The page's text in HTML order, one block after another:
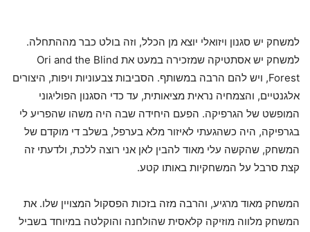
למשחק יש סגנון ויזואלי יוצא מן הכלל, וזה בולט כבר מההתחלה.
למשחק יש אסתטיקה שמזכירה במעט את Ori and the Blind
Forest, ויש להם הרבה במשותף. הסביבות צבעוניות ויפות, היצורים
אלגנטיים, והצמחיה נראית מציאותית, עד כדי הסגנון הפוליגוני
המופשט של הגרפיקה. הפעם היחידה שבה היה משהו שהפריע לי
בגרפיקה, היה כשהגעתי לאיזור מלא בערפל, בשלב די מוקדם של
המשחק, שהקשה עלי מאוד להבין לאן אני רוצה ללכת, ולדעתי זה
קצת סרבל על המשחקיות באותו קטע.
המשחק מאוד מרגיע, והרבה מזה בזכות הפסקול המצויין שלו. את
המשחק מלווה מוזיקה קלאסית שהולחנה והוקלטה במיוחד בשביל